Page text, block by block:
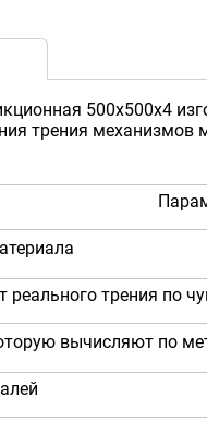
500х500х4
трения механизмов
трения по
вычисляют по